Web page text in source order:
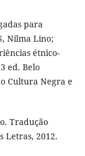
para
Nilma Lino;
étnico-
ed. Belo
Cultura Negra e
Tradução
Letras, 2012.